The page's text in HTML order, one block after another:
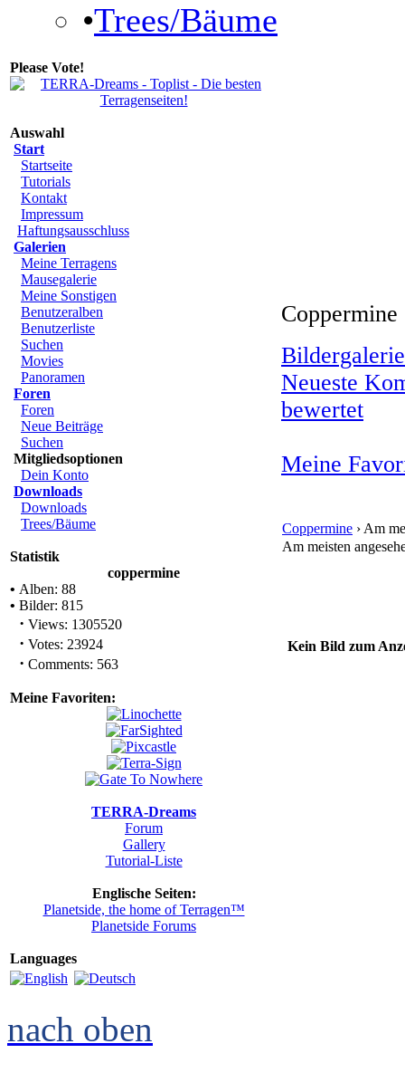
•Trees/Bäume
Please Vote!
Auswahl
Start
Startseite
Tutorials
Kontakt
Impressum
Haftungsausschluss
Galerien
Meine Terragens
Mausegalerie
Meine Sonstigen
Benutzeralben
Benutzerliste
Suchen
Movies
Panoramen
Foren
Foren
Neue Beiträge
Suchen
Mitgliedsoptionen
Dein Konto
Downloads
Downloads
Trees/Bäume
Statistik
coppermine
• Alben: 88
• Bilder: 815
· Views: 1305520
· Votes: 23924
· Comments: 563
Meine Favoriten:
TERRA-Dreams
Forum
Gallery
Tutorial-Liste
Englische Seiten:
Planetside, the home of Terragen™
Planetside Forums
Languages
Coppermine
Neueste
bewertet
Meine
Coppermine › Am
Am meisten
Kein Bild zum
nach oben